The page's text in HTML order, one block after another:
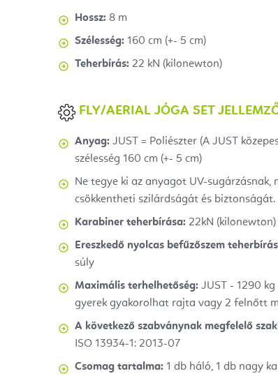
Hossz: 8 m
Szélesség: 160 cm (+- 5 cm)
Teherbírás: 22 kN (kilonewton)
FLY/AERIAL JÓGA SET
Anyag: JUST = Poliészter (A JUST
szélesség 160 cm (+- 5 cm)
Ne tegye ki az anyagot UV-
csökkentheti szilárdságát és biztonságát.
Karabiner teherbírása: 22kN
Ereszkedő nyolcas befűzőszem
súly
Maximális terhelhetőség: JUST - 1290
gyerek gyakorolhat rajta vagy 2 felnőtt
A következő szabványnak megfelelő
ISO 13934-1: 2013-07
Csomag tartalma: 1 db háló, 1 db nagy